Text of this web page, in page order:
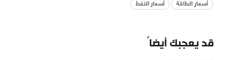
أسعار الطاقة أسعار النفط
قد يعجبك أيضاً